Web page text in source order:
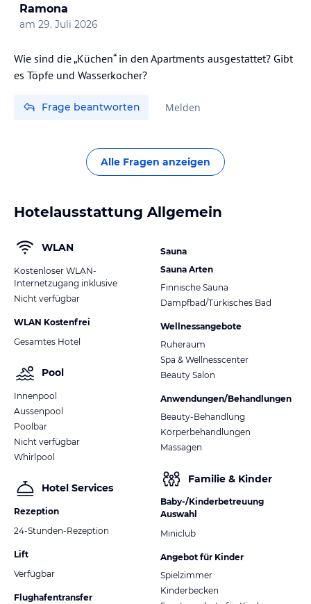
Ramona
am 29. Juli 2026
Wie sind die „Küchen“ in den Apartments ausgestattet? Gibt
es Töpfe und Wasserkocher?
Frage beantworten Melden
Alle Fragen anzeigen
Hotelausstattung Allgemein
WLAN
Kostenloser WLAN-
Internetzugang inklusive
Nicht verfügbar
WLAN Kostenfrei
Gesamtes Hotel
Pool
Innenpool
Aussenpool
Poolbar
Nicht verfügbar
Whirlpool
Hotel Services
Rezeption
24-Stunden-Rezeption
Lift
Verfügbar
Flughafentransfer
Sauna
Sauna Arten
Finnische Sauna
Dampfbad/Türkisches Bad
Wellnessangebote
Ruheraum
Spa & Wellnesscenter
Beauty Salon
Anwendungen/Behandlungen
Beauty-Behandlung
Körperbehandlungen
Massagen
Familie & Kinder
Baby-/Kinderbetreuung
Auswahl
Miniclub
Angebot für Kinder
Spielzimmer
Kinderbecken